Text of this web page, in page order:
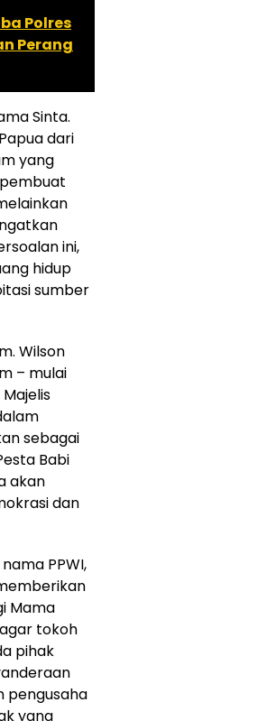
Polres
Perang
Sinta.
dari
yang
ini,
hidup
sumber
Wilson
– mulai
sebagai
Babi
akan
dan
PPWI,
Mama
tokoh
pihak
pengusaha
yang